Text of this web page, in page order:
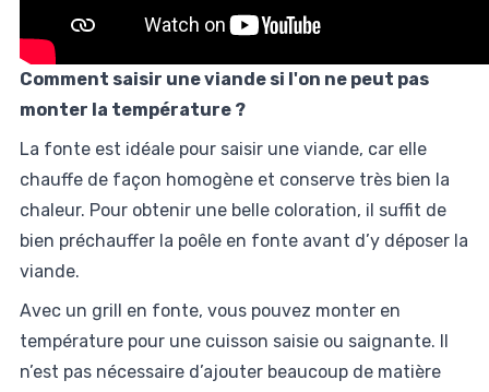
Comment saisir une viande si l'on ne peut pas
monter la température ?
La fonte est idéale pour saisir une viande, car elle
chauffe de façon homogène et conserve très bien la
chaleur. Pour obtenir une belle coloration, il suffit de
bien préchauffer la poêle en fonte avant d’y déposer la
viande.
Avec un grill en fonte, vous pouvez monter en
température pour une cuisson saisie ou saignante. Il
n’est pas nécessaire d’ajouter beaucoup de matière